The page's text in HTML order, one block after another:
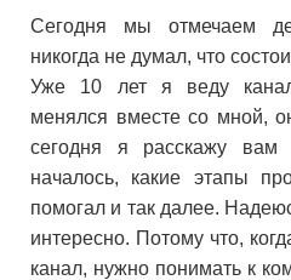
Сегодня мы отмечаем
никогда не думал, что
Уже 10 лет я веду
менялся вместе со мной,
сегодня я расскажу
началось, какие этапы
помогал и так далее.
интересно. Потому что,
канал, нужно понимать к